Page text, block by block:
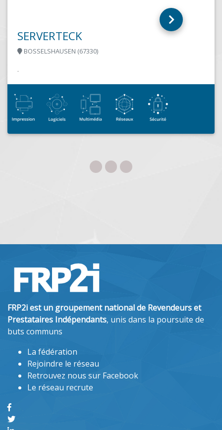
SERVERTECK
BOSSELSHAUSEN (67330)
FRP2i est un groupement national de Revendeurs et
Prestataires Indépendants, unis dans la poursuite de
buts communs
La fédération
Rejoindre le réseau
Retrouvez nous sur Facebook
Le réseau recrute